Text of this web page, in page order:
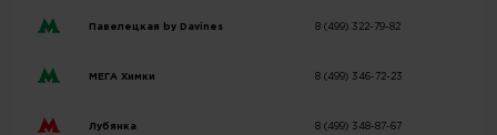
Павелецкая by Davines 8 (499) 322-79-82
МЕГА Химки 8 (499) 346-72-23
Лубянка 8 (499) 348-87-67